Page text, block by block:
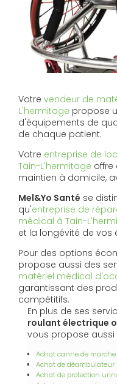
Votre vendeur de
L'hermitage propose
d'équipements de
de chaque patient.
Votre entreprise de
Tain-L'hermitage offre
maintien à domicile,
Mel&Yo Santé se
qu'entreprise de
médical à Tain-
et la longévité de vos
Pour des options
propose aussi des
matériel médical
garantissant des
compétitifs.
En plus de ses
roulant électrique
vous propose aussi
Achat canne de
Achat de déambulateur
Achat de protection